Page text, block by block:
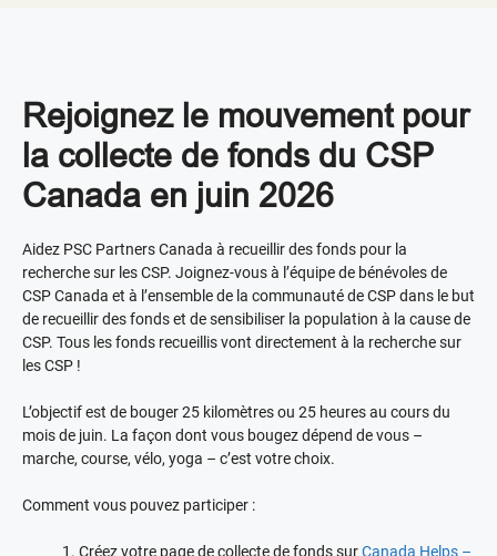
Rejoignez le mouvement pour
la collecte de fonds du CSP
Canada en juin 2026
Aidez PSC Partners Canada à recueillir des fonds pour la
recherche sur les CSP. Joignez-vous à l’équipe de bénévoles de
CSP Canada et à l’ensemble de la communauté de CSP dans le but
de recueillir des fonds et de sensibiliser la population à la cause de
CSP. Tous les fonds recueillis vont directement à la recherche sur
les CSP !
L’objectif est de bouger 25 kilomètres ou 25 heures au cours du
mois de juin. La façon dont vous bougez dépend de vous –
marche, course, vélo, yoga – c’est votre choix.
Comment vous pouvez participer :
Créez votre page de collecte de fonds surCanada Helps –